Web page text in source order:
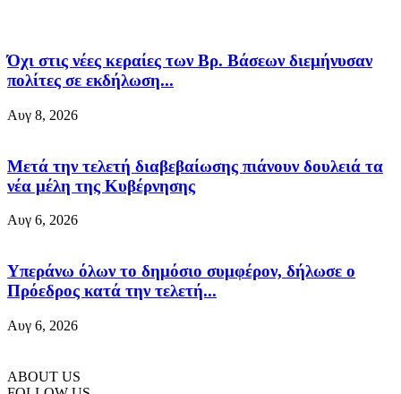
Όχι στις νέες κεραίες των Βρ. Βάσεων διεμήνυσαν
πολίτες σε εκδήλωση...
Αυγ 8, 2026
Μετά την τελετή διαβεβαίωσης πιάνουν δουλειά τα
νέα μέλη της Κυβέρνησης
Αυγ 6, 2026
Υπεράνω όλων το δημόσιο συμφέρον, δήλωσε ο
Πρόεδρος κατά την τελετή...
Αυγ 6, 2026
ABOUT US